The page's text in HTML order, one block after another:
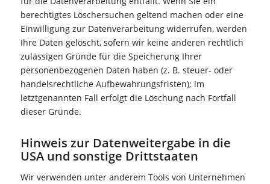
berechtigtes Löschersuchen geltend machen oder eine
Einwilligung zur Datenverarbeitung widerrufen, werden
Ihre Daten gelöscht, sofern wir keine anderen rechtlich
zulässigen Gründe für die Speicherung Ihrer
personenbezogenen Daten haben (z. B. steuer- oder
handelsrechtliche Aufbewahrungsfristen); im
letztgenannten Fall erfolgt die Löschung nach Fortfall
dieser Gründe.
Hinweis zur Datenweitergabe in die
USA und sonstige Drittstaaten
Wir verwenden unter anderem Tools von Unternehmen